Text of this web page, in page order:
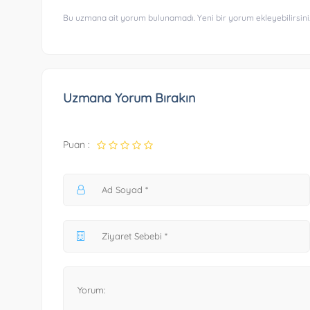
Bu uzmana ait yorum bulunamadı. Yeni bir yorum
Uzmana Yorum Bırakın
Puan :